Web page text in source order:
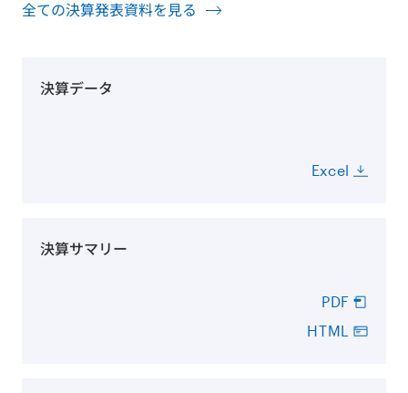
全ての決算発表資料を見る
決算データ
Excel
決算サマリー
PDF
HTML